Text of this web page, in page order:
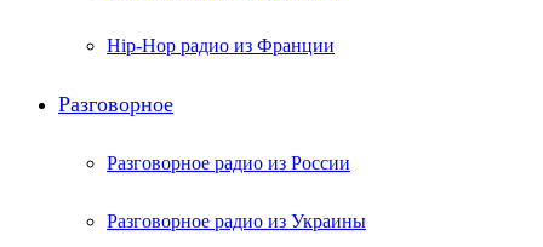
Hip-Hop радио из Франции
Разговорное
Разговорное радио из России
Разговорное радио из Украины